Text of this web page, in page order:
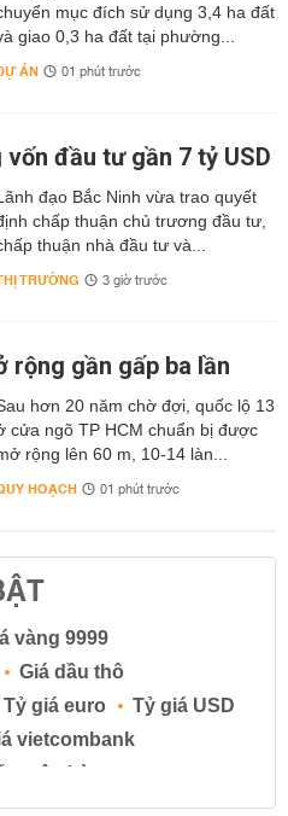
mục đích sử dụng 3,4 ha đất
giao 0,3 ha đất tại phường...
ÁN 01 phút trước
đầu tư gần 7 tỷ USD
đạo Bắc Ninh vừa trao quyết
chấp thuận chủ trương đầu tư,
thuận nhà đầu tư và...
TRƯỜNG 3 giờ trước
rộng gần gấp ba lần
hơn 20 năm chờ đợi, quốc lộ 13
cửa ngõ TP HCM chuẩn bị được
rộng lên 60 m, 10-14 làn...
HOẠCH 01 phút trước
vàng 9999
Giá dầu thô
Tỷ giá euro
Tỷ giá USD
vietcombank
ngân hàng
tiền gửi